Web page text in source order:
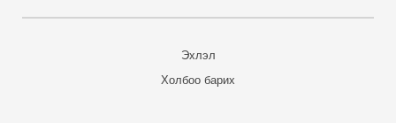
Эхлэл
Холбоо барих